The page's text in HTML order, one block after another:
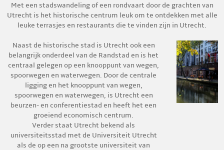
Met een stadswandeling of een rondvaart door de grachten van
Utrecht is het historische centrum leuk om te ontdekken met alle
leuke terrasjes en restaurants die te vinden zijn in Utrecht.
Naast de historische stad is Utrecht ook een
belangrijk onderdeel van de Randstad en is het
centraal gelegen op een knooppunt van wegen,
spoorwegen en waterwegen. Door de centrale
ligging en het knooppunt van wegen,
spoorwegen en waterwegen, is Utrecht een
beurzen- en conferentiestad en heeft het een
groeiend economisch centrum.
Verder staat Utrecht bekend als
universiteitsstad met de Universiteit Utrecht
als de op een na grootste universiteit van